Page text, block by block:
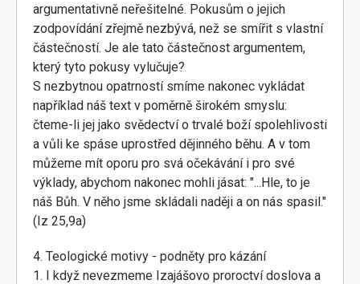
argumentativně neřešitelné. Pokusům o jejich
zodpovídání zřejmě nezbývá, než se smířit s vlastní
částečností. Je ale tato částečnost argumentem,
který tyto pokusy vylučuje?
S nezbytnou opatrností smíme nakonec vykládat
například náš text v poměrně širokém smyslu:
čteme-li jej jako svědectví o trvalé boží spolehlivosti
a vůli ke spáse uprostřed dějinného běhu. A v tom
můžeme mít oporu pro svá očekávání i pro své
výklady, abychom nakonec mohli jásat: "...Hle, to je
náš Bůh. V něho jsme skládali naději a on nás spasil."
(Iz 25,9a)
4. Teologické motivy - podněty pro kázání
1. I když nevezmeme Izajášovo proroctví doslova a